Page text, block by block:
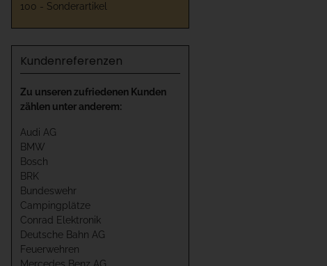
100 - Sonderartikel
Kundenreferenzen
Zu unseren zufriedenen Kunden
zählen unter anderem:
Audi AG
BMW
Bosch
BRK
Bundeswehr
Campingplätze
Conrad Elektronik
Deutsche Bahn AG
Feuerwehren